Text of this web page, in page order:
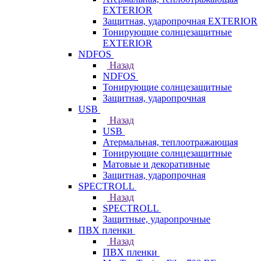
EXTERIOR
Защитная, ударопрочная EXTERIOR
Тонирующие солнцезащитные
EXTERIOR
NDFOS
Назад
NDFOS
Тонирующие солнцезащитные
Защитная, ударопрочная
USB
Назад
USB
Атермальная, теплоотражающая
Тонирующие солнцезащитные
Матовые и декоративные
Защитная, ударопрочная
SPECTROLL
Назад
SPECTROLL
Защитные, ударопрочные
ПВХ пленки
Назад
ПВХ пленки